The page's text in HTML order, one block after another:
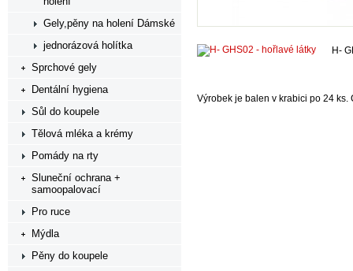
H-
Výrobek je balen v krabici po 24
Gely,pěny na holení Dámské
jednorázová holítka
Sprchové gely
Dentální hygiena
Sůl do koupele
Tělová mléka a krémy
Pomády na rty
Sluneční ochrana +
samoopalovací
Pro ruce
Mýdla
Pěny do koupele